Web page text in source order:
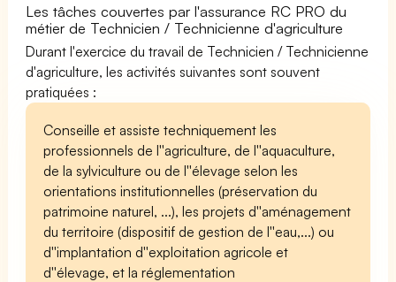
Les tâches couvertes par l'assurance RC PRO du
métier de Technicien / Technicienne d'agriculture
Durant l'exercice du travail de Technicien / Technicienne
d'agriculture, les activités suivantes sont souvent
pratiquées :
Conseille et assiste techniquement les
professionnels de l''agriculture, de l''aquaculture,
de la sylviculture ou de l''élevage selon les
orientations institutionnelles (préservation du
patrimoine naturel, ...), les projets d''aménagement
du territoire (dispositif de gestion de l''eau,...) ou
d''implantation d''exploitation agricole et
d''élevage, et la réglementation